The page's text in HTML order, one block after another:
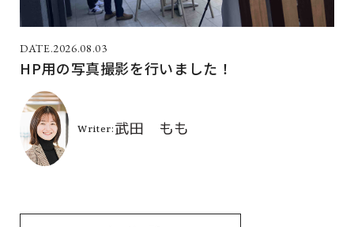
2026.08.03
HP用の写真撮影を行いました！